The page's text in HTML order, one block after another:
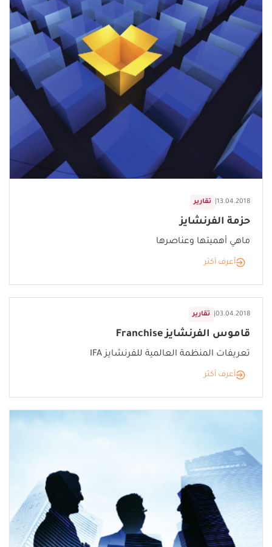
تقارير 13.04.2018
حزمة الفرنشايز
ماهي أهميتها وعناصرها
أعرف أكثر
تقارير 03.04.2018
قاموس الفرنشايز Franchise
تعريفات المنظمة العالمية للفرنشايز IFA
أعرف أكثر